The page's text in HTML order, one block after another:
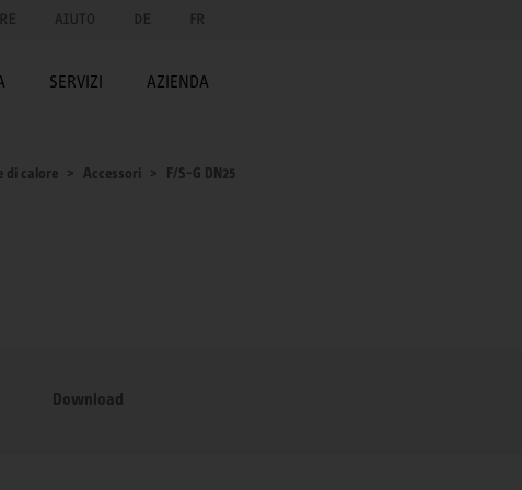
AIUTO DE FR
SERVIZI AZIENDA
di calore Accessori F/S-G DN25
Download